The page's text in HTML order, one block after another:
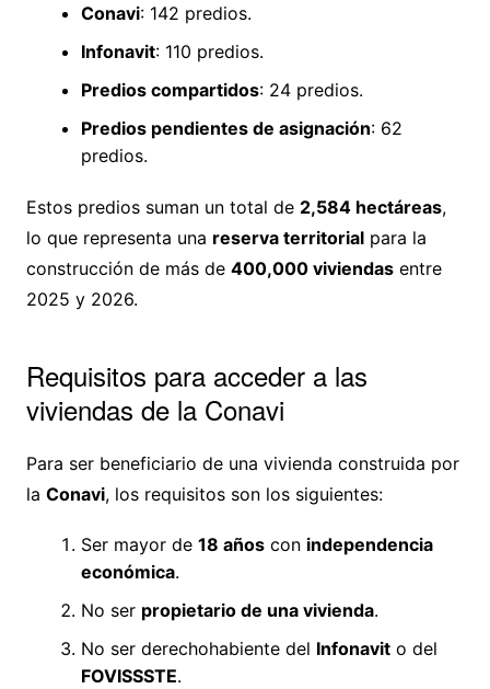
Conavi: 142 predios.
Infonavit: 110 predios.
Predios compartidos: 24 predios.
Predios pendientes de asignación: 62
predios.
Estos predios suman un total de 2,584 hectáreas,
lo que representa una reserva territorialpara la
construcción de más de 400,000 viviendasentre
2025 y 2026.
Requisitos para acceder a las
viviendas de la Conavi
Para ser beneficiario de una vivienda construida por
la Conavi, los requisitos son los siguientes:
Ser mayor de 18 añoscon independencia
económica.
No ser propietario de una vivienda.
No ser derechohabiente del Infonavito del
FOVISSSTE.